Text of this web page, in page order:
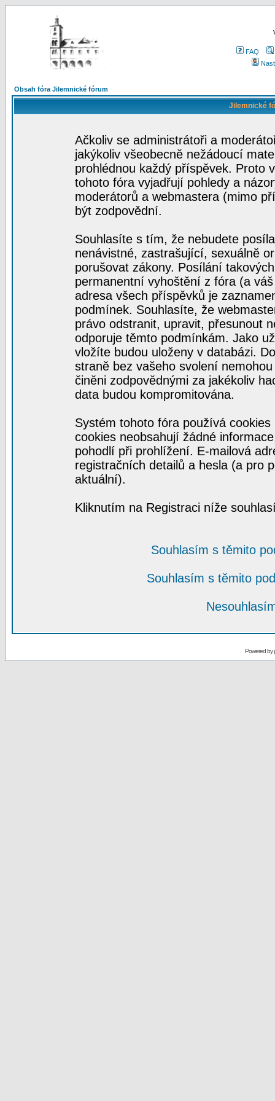
FAQ
Obsah fóra Jilemnické fórum
Jilemnické
Ačkoliv se administrátoři a
jakýkoliv všeobecně nežádoucí
prohlédnou každý příspěvek. Proto
tohoto fóra vyjadřují pohledy a
moderátorů a webmastera (mimo
být zodpovědní.
Souhlasíte s tím, že nebudete
nenávistné, zastrašující, sexuálně
porušovat zákony. Posílání
permanentní vyhoštění z fóra (a
adresa všech příspěvků je
podmínek. Souhlasíte, že
právo odstranit, upravit, přesunout
odporuje těmto podmínkám. Jako
vložíte budou uloženy v databázi.
straně bez vašeho svolení
činěni zodpovědnými za jakékoliv
data budou kompromitována.
Systém tohoto fóra používá
cookies neobsahují žádné
pohodlí při prohlížení. E-mailová
registračních detailů a hesla (a pro
aktuální).
Kliknutím na Registraci níže
Souhlasím s těmito
Souhlasím s těmito
Powered by